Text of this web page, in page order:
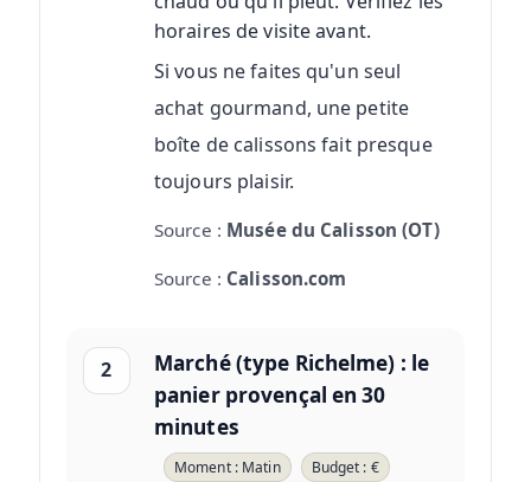
horaires de visite avant.
Si vous ne faites qu'un seul
achat gourmand, une petite
boîte de calissons fait presque
toujours plaisir.
Source : Musée du Calisson (OT)
Source : Calisson.com
2
Marché (type Richelme) : le
panier provençal en 30
minutes
Moment : Matin
Budget : €